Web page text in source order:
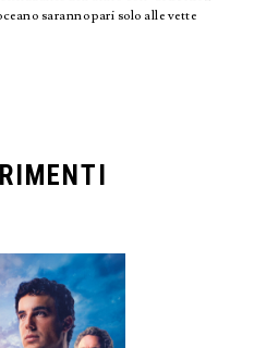
saranno pari solo alle vette